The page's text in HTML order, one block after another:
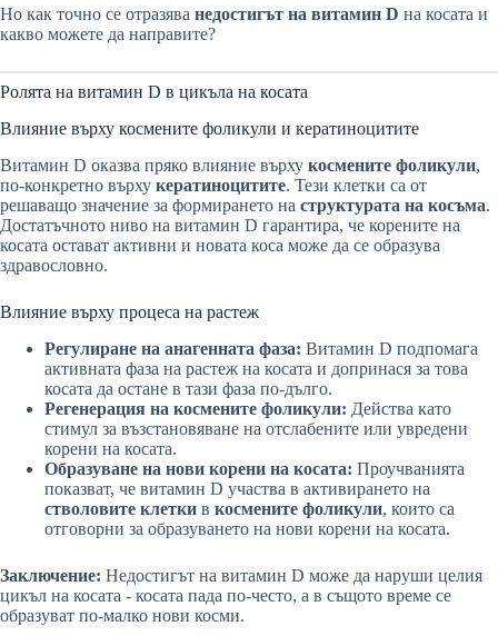
Но как точно се отразява недостигът на витамин D на косата и
какво можете да направите?
Ролята на витамин D в цикъла на косата
Влияние върху космените фоликули и кератиноцитите
Витамин D оказва пряко влияние върху космените фоликули,
по-конкретно върху кератиноцитите. Тези клетки са от
решаващо значение за формирането на структурата на косъма.
Достатъчното ниво на витамин D гарантира, че корените на
косата остават активни и новата коса може да се образува
здравословно.
Влияние върху процеса на растеж
Регулиране на анагенната фаза: Витамин D подпомага
активната фаза на растеж на косата и допринася за това
косата да остане в тази фаза по-дълго.
Регенерация на космените фоликули: Действа като
стимул за възстановяване на отслабените или увредени
корени на косата.
Образуване на нови корени на косата: Проучванията
показват, че витамин D участва в активирането на
стволовите клетки в космените фоликули, които са
отговорни за образуването на нови корени на косата.
Заключение: Недостигът на витамин D може да наруши целия
цикъл на косата - косата пада по-често, а в същото време се
образуват по-малко нови косми.